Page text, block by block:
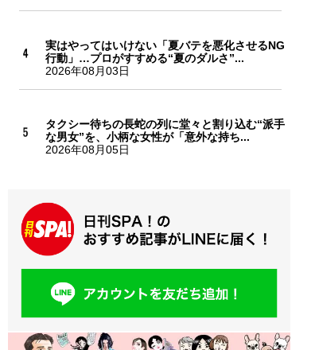
実はやってはいけない「夏バテを悪化させるNG
行動」…プロがすすめる“夏のダルさ”...
2026年08月03日
タクシー待ちの長蛇の列に堂々と割り込む“派手
な男女”を、小柄な女性が「意外な持ち...
2026年08月05日